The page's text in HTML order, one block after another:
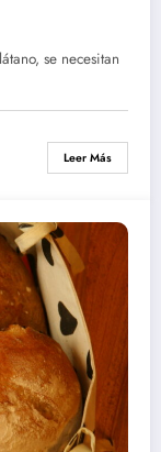
se necesitan
Leer Más